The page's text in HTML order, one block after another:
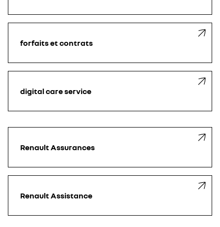
forfaits et contrats
digital care service
Renault Assurances
Renault Assistance